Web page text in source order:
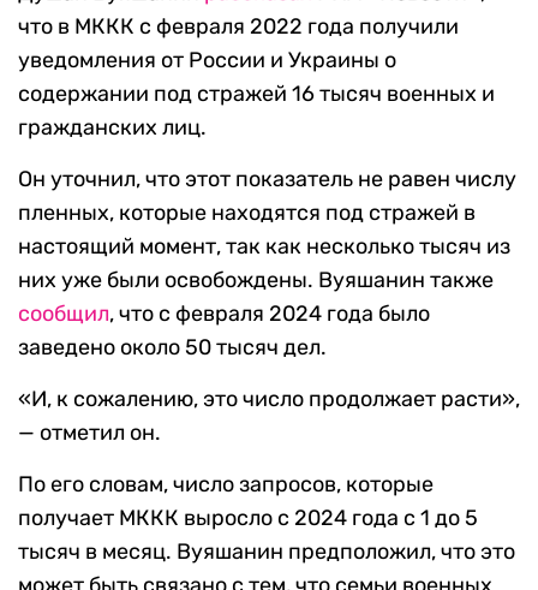
что в МККК с февраля 2022 года получили
уведомления от России и Украины о
содержании под стражей 16 тысяч военных и
гражданских лиц.
Он уточнил, что этот показатель не равен числу
пленных, которые находятся под стражей в
настоящий момент, так как несколько тысяч из
них уже были освобождены. Вуяшанин также
сообщил, что с февраля 2024 года было
заведено около 50 тысяч дел.
«И, к сожалению, это число продолжает расти»,
— отметил он.
По его словам, число запросов, которые
получает МККК выросло с 2024 года с 1 до 5
тысяч в месяц. Вуяшанин предположил, что это